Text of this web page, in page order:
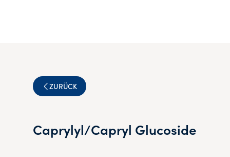
ZURÜCK
Caprylyl/Capryl Glucoside